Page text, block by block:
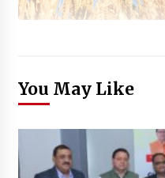
You May Like